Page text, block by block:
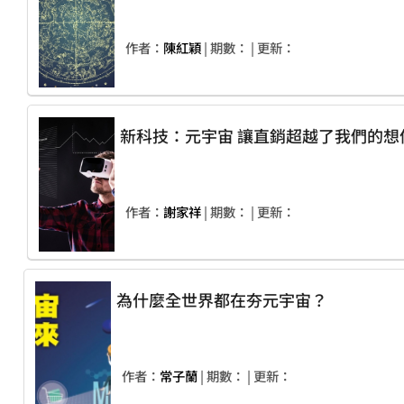
作者： 陳紅穎| 期數： | 更新：
新科技：元宇宙 讓直銷超越了我們的
作者： 謝家祥| 期數： | 更新：
為什麼全世界都在夯元宇宙？
作者： 常子蘭| 期數： | 更新：